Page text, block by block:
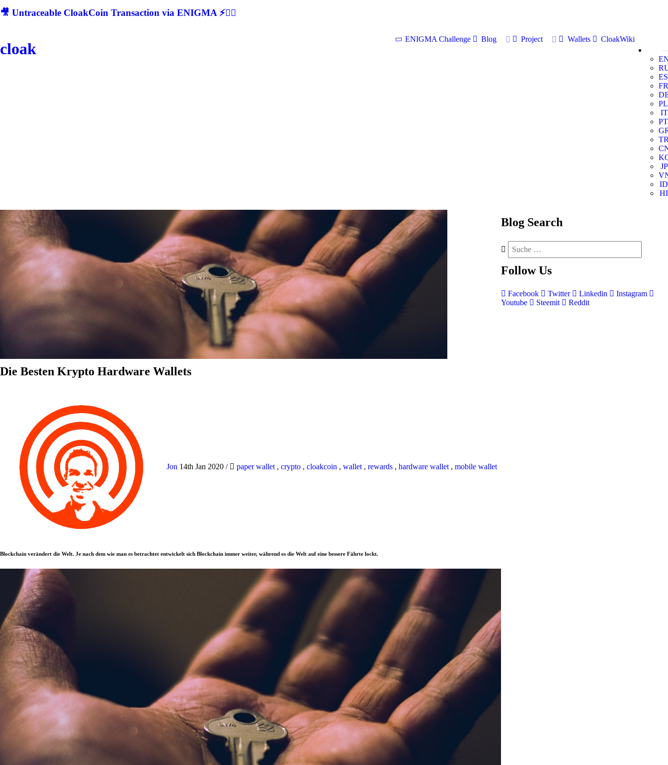
🎥 Untraceable CloakCoin Transaction via ENIGMA ⚡🕵‍♂
cloak
ENIGMA Challenge Blog Project Wallets
CloakWiki
ES
FR
PL
IT
PT
JP
ID
HI
Die Besten Krypto Hardware Wallets
Jon 14th Jan 2020 / paper wallet , crypto , cloakcoin , wallet , rewards , hardware wallet , mobile wallet
Blockchain verändert die Welt. Je nach dem wie man es betrachtet entwickelt sich Blockchain immer weiter, während es die Welt auf eine bessere Fährte lockt.
Blog Search
Follow Us
Facebook Twitter Linkedin
Instagram
Youtube
Steemit Reddit